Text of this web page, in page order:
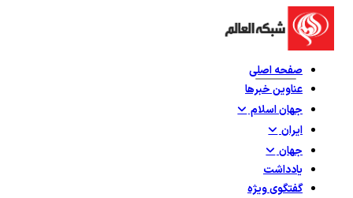
صفحه اصلی
عناوین خبرها
جهان اسلام
ایران
جهان
یادداشت
گفتگوی ویژه